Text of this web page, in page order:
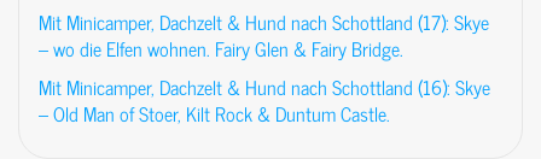
Mit Minicamper, Dachzelt & Hund nach Schottland (17): Skye
– wo die Elfen wohnen. Fairy Glen & Fairy Bridge.
Mit Minicamper, Dachzelt & Hund nach Schottland (16): Skye
– Old Man of Stoer, Kilt Rock & Duntum Castle.